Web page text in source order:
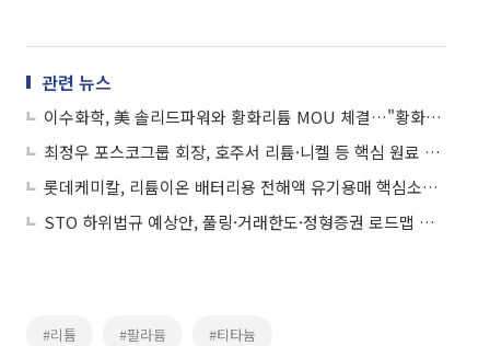
관련 뉴스
이수화학, 美 솔리드파워와 황화리튬 MOU 체결…"황화물계 전고체 배터리 상용화에 힘쓸 것"
최정우 포스코그룹 회장, 호주서 리튬·니켈 등 핵심 원료 공급망 직접 챙긴다
롯데케미칼, 리튬이온 배터리용 전해액 유기용매 핵심소재 4종 생산 확대
STO 하위법규 예상안, 풀링·거래한도·정형증권 로드맵 제시
#리튬 #팔라듐 #티타늄